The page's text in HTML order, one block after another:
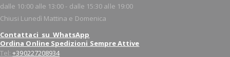
dalle 10:00 alle 13:00 - dalle 15:30 alle 19:00
Chiusi Lunedì Mattina e Domenica
Contattaci su WhatsApp
Ordina Online Spedizioni Sempre Attive
Tel:+390227208934